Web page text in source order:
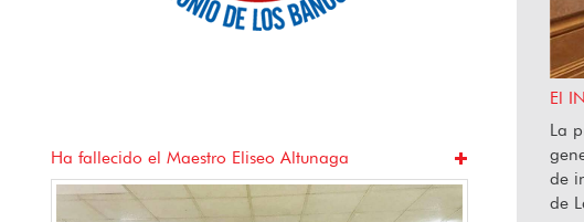
Jugando a mirar: Cine, juego y barrio en La
Vieja
El
La
de
de